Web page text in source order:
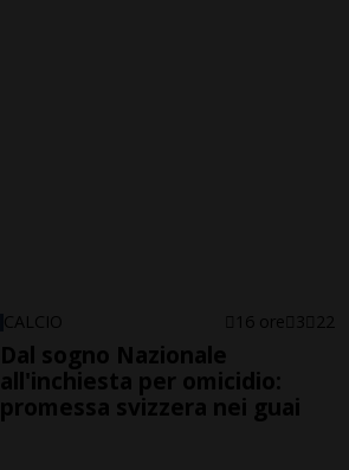
CALCIO 16 ore 3 22
Dal sogno Nazionale
all'inchiesta per omicidio:
promessa svizzera nei guai